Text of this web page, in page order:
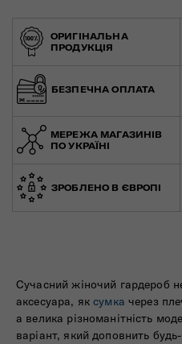
ОРИГІНАЛЬНА
ПРОДУКЦІЯ
БЕЗПЕЧНА ОПЛАТА
МЕРЕЖА МАГАЗИНІВ
ПО УКРАЇНІ
ЗРОБЛЕНО В ЄВРОПІ
Сучасний жіночий гардероб
аксесуара, яксумка через
а велика різноманітність
варіант, який доповнить